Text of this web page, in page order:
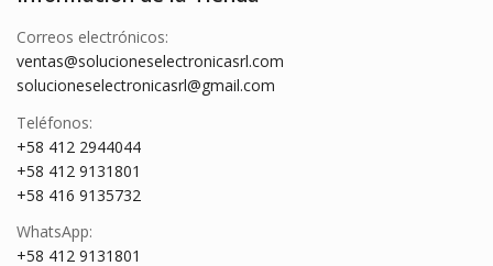
Correos electrónicos:
ventas@solucioneselectronicasrl.com
solucioneselectronicasrl@gmail.com
Teléfonos:
+58 412 2944044
+58 412 9131801
+58 416 9135732
WhatsApp:
+58 412 9131801